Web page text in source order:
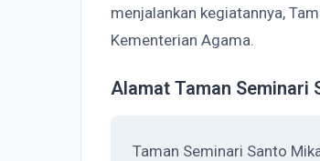
menjalankan kegiatannya,
Kementerian Agama.
Alamat Taman Seminari
Taman Seminari Santo